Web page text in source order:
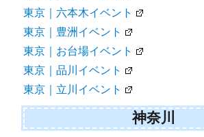
東京｜六本木イベント
東京｜豊洲イベント
東京｜お台場イベント
東京｜品川イベント
東京｜立川イベント
神奈川